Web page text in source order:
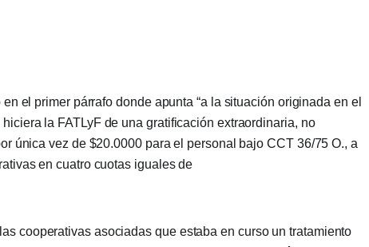
el primer párrafo donde apunta “a la situación originada en el
la FATLyF de una gratificación extraordinaria, no
única vez de $20.0000 para el personal bajo CCT 36/75 O., a
en cuatro cuotas iguales de
cooperativas asociadas que estaba en curso un tratamiento